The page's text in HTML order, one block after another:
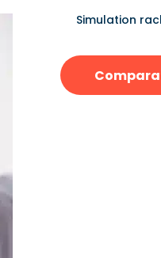
Simulation